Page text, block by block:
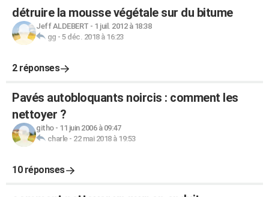
détruire la mousse végétale sur du bitume
Jeff ALDEBERT - 1 juil. 2012 à 18:38
gg - 5 déc. 2018 à 16:23
2 réponses
Pavés autobloquants noircis : comment les
nettoyer ?
githo- 11 juin 2006 à 09:47
charle- 22 mai 2018 à 19:53
10 réponses